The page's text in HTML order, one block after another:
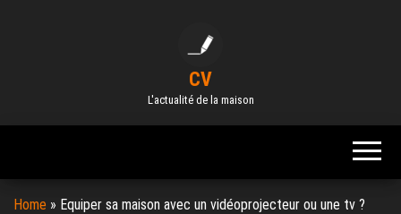
CV
L'actualité de la maison
Home » Equiper sa maison avec un vidéoprojecteur ou une tv ?